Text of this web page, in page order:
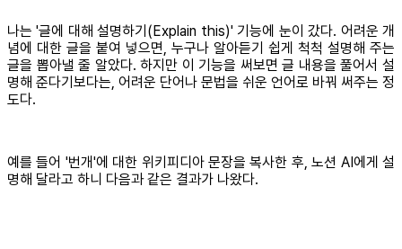
나는 '글에 대해 설명하기(Explain this)' 기능에 눈이 갔다. 어려운 개
념에 대한 글을 붙여 넣으면, 누구나 알아듣기 쉽게 척척 설명해 주는
글을 뽑아낼 줄 알았다. 하지만 이 기능을 써보면 글 내용을 풀어서 설
명해 준다기보다는, 어려운 단어나 문법을 쉬운 언어로 바꿔 써주는 정
도다.
예를 들어 '번개'에 대한 위키피디아 문장을 복사한 후, 노션 AI에게 설
명해 달라고 하니 다음과 같은 결과가 나왔다.